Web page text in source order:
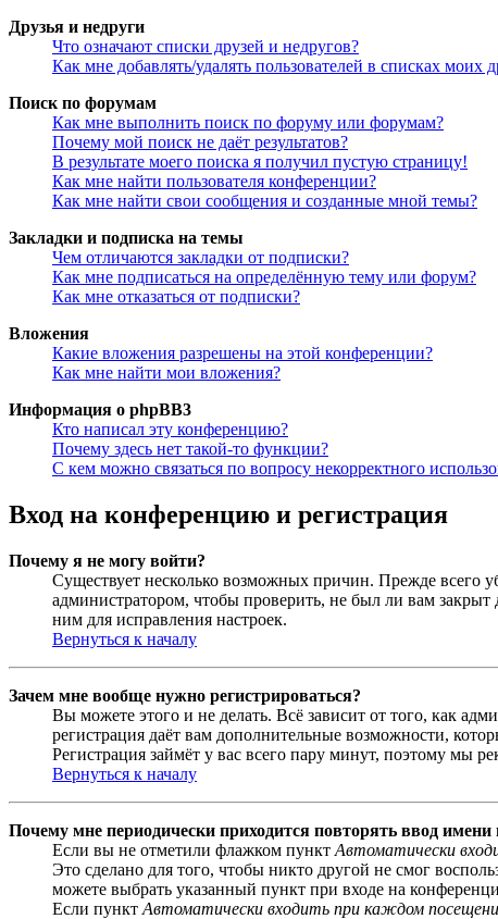
Друзья и недруги
Что означают списки друзей и недругов?
Как мне добавлять/удалять пользователей в списках моих
Поиск по форумам
Как мне выполнить поиск по форуму или форумам?
Почему мой поиск не даёт результатов?
В результате моего поиска я получил пустую страницу!
Как мне найти пользователя конференции?
Как мне найти свои сообщения и созданные мной темы?
Закладки и подписка на темы
Чем отличаются закладки от подписки?
Как мне подписаться на определённую тему или форум?
Как мне отказаться от подписки?
Вложения
Какие вложения разрешены на этой конференции?
Как мне найти мои вложения?
Информация о phpBB3
Кто написал эту конференцию?
Почему здесь нет такой-то функции?
С кем можно связаться по вопросу некорректного
Вход на конференцию и регистрация
Почему я не могу войти?
Существует несколько возможных причин. Прежде всего
администратором, чтобы проверить, не был ли вам
ним для исправления настроек.
Вернуться к началу
Зачем мне вообще нужно регистрироваться?
Вы можете этого и не делать. Всё зависит от того, как
регистрация даёт вам дополнительные возможности,
Регистрация займёт у вас всего пару минут, поэтому мы
Вернуться к началу
Почему мне периодически приходится повторять ввод имени
Если вы не отметили флажком пункт Автоматически
Это сделано для того, чтобы никто другой не смог
можете выбрать указанный пункт при входе на
Если пункт Автоматически входить при каждом